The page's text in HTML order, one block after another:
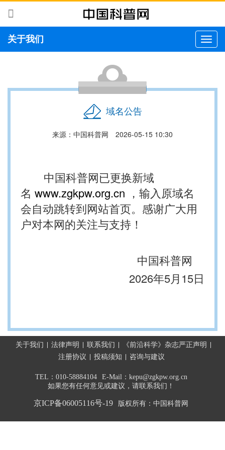
关于我们
切
换
域名公告
来源：中国科普网 2026-05-15 10:30
中国科普网已更换新域
名 www.zgkpw.org.cn ，输入原域名
会自动跳转到网站首页。感谢广大用
户对本网的关注与支持！
中国科普网
2026年5月15日
关于我们 法律声明 联系我们
《前沿科学》杂志严正声明
注册协议
投稿须知 咨询与建议
TEL：010-58884104
E-Mail：kepu@zgkpw.org.cn
如果您有任何意见或建议，请联系我们！
京ICP备06005116号-19 版权所有：中国科普网